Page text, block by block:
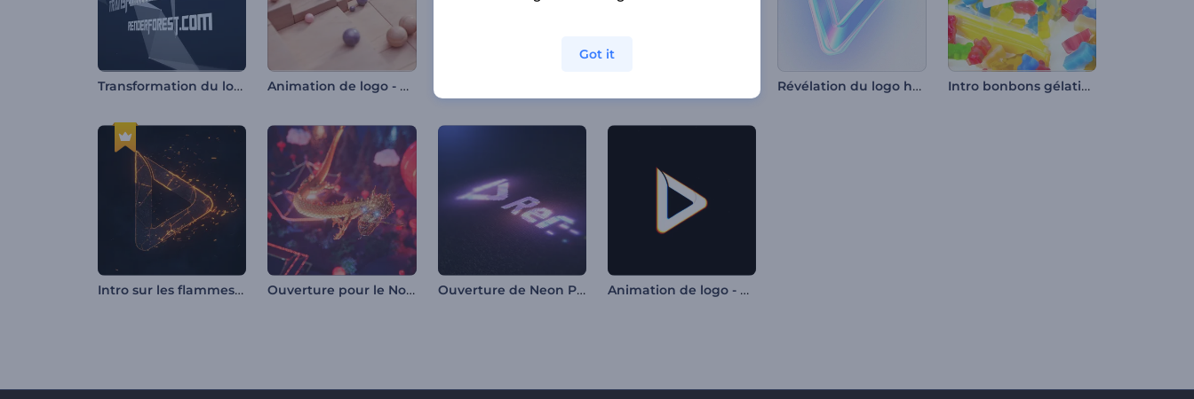
Transformation du logo Animation de logo - Surface en mosaïque Révélation du logo holographique Intro bonbons gélatine
Intro sur les flammes et les particules Ouverture pour le Nouvel An chinois Ouverture de Neon Pixels Animation de logo - Glitch rapide
Got it